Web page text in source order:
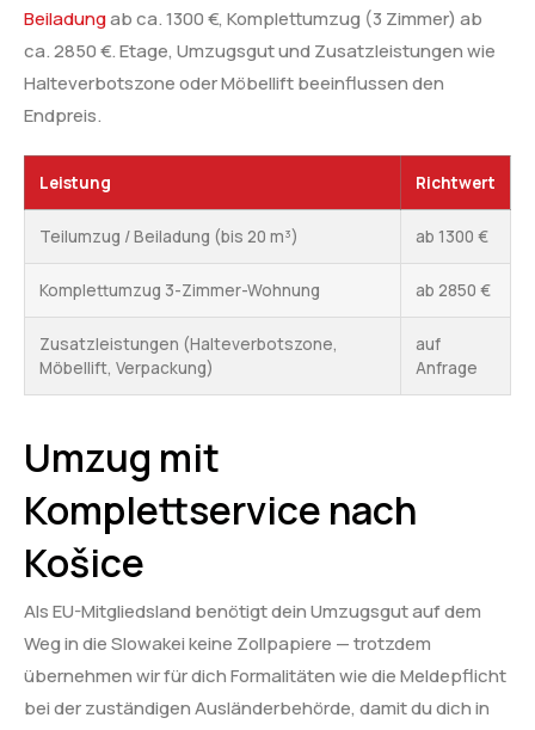
Beiladungab ca. 1300 €, Komplettumzug (3 Zimmer) ab
ca. 2850 €. Etage, Umzugsgut und Zusatzleistungen wie
Halteverbotszone oder Möbellift beeinflussen den
Endpreis.
Leistung Richtwert
Teilumzug / Beiladung (bis 20 m³) ab 1300 €
Komplettumzug 3-Zimmer-Wohnung ab 2850 €
Zusatzleistungen (Halteverbotszone,
Möbellift, Verpackung)
auf
Anfrage
Umzug mit
Komplettservice nach
Košice
Als EU-Mitgliedsland benötigt dein Umzugsgut auf dem
Weg in die Slowakei keine Zollpapiere — trotzdem
übernehmen wir für dich Formalitäten wie die Meldepflicht
bei der zuständigen Ausländerbehörde, damit du dich in